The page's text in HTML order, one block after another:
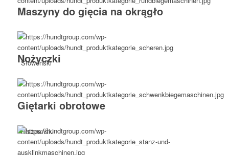
Słoweński
Hiszpański
Maszyny do gięcia na okrągło
Nożyczki
Giętarki obrotowe